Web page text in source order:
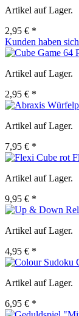
Artikel auf Lager.
2,95 € *
Kunden haben
Artikel auf Lager.
2,95 € *
Artikel auf Lager.
7,95 € *
Artikel auf Lager.
9,95 € *
Artikel auf Lager.
4,95 € *
Artikel auf Lager.
6,95 € *